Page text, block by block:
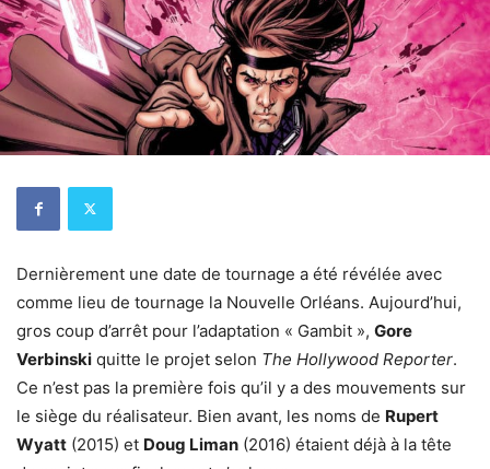
Dernièrement une date de tournage a été révélée avec
comme lieu de tournage la Nouvelle Orléans. Aujourd’hui,
gros coup d’arrêt pour l’adaptation « Gambit », Gore
Verbinski quitte le projet selon The Hollywood Reporter.
Ce n’est pas la première fois qu’il y a des mouvements sur
le siège du réalisateur. Bien avant, les noms de Rupert
Wyatt (2015) et Doug Liman (2016) étaient déjà à la tête